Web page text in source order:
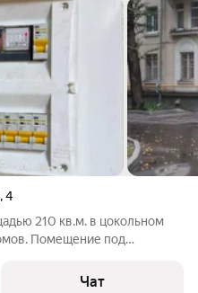
,4
210 кв.м. в цокольном
Помещение под
доступ 24/7,
Чат